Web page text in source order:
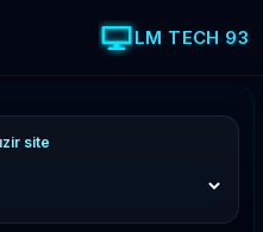
LM TECH 93
site